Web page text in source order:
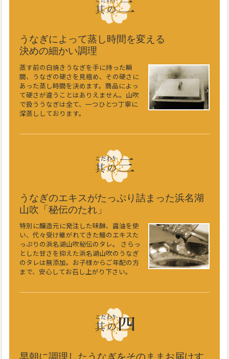
うなぎによって蒸し時間を変える
決めの細かい調理
蒸す前の白焼きうなぎを手に持った瞬
間、うなぎの硬さを見極め、その硬さに
あった蒸し時間を決めます。商品によっ
て硬さが違うことはありえません。山吹
で扱ううなぎは全て、一つひとつ丁寧に
深蒸ししております。
うなぎのエキスがたっぷり詰まった浜名湖
山吹「秘伝のたれ」
特別に醸造元に発注した味醂、醤油を使
い、代々受け継がれてきた鰻のエキスた
っぷりの浜名湖山吹秘伝のタレ。 さらっ
とした甘さを抑えた浜名湖山吹のうなぎ
のタレは無添加。お子様からご年配の方
まで、安心してお召し上がり下さい。
早朝に調理したうなぎをそのままお届けす